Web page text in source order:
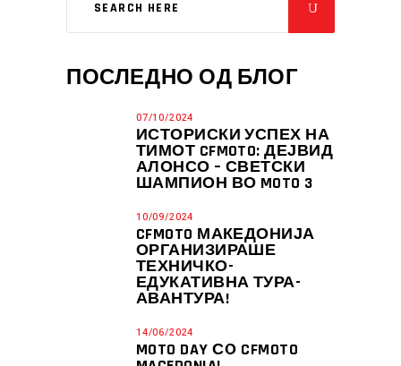
ПОСЛЕДНО ОД БЛОГ
07/10/2024
ИСТОРИСКИ УСПЕХ НА
ТИМОТ CFMOTO: ДЕЈВИД
АЛОНСО – СВЕТСКИ
ШАМПИОН ВО MOTO 3
10/09/2024
CFMOTO МАКЕДОНИЈА
ОРГАНИЗИРАШЕ
ТЕХНИЧКО-
ЕДУКАТИВНА ТУРА-
АВАНТУРА!
14/06/2024
MOTO DAY СО CFMOTO